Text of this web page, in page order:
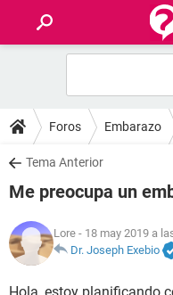
FOROS
SALUD
FAMILIA
NUTRICIÓN
Foros Embarazo
Tema Anterior
Me preocupa un
Lore - 18 may 2019 a
Dr. Joseph Exebio